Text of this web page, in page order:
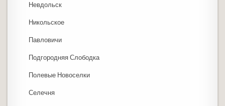
Невдольск
Никольское
Павловичи
Подгородняя Слободка
Полевые Новоселки
Селечня